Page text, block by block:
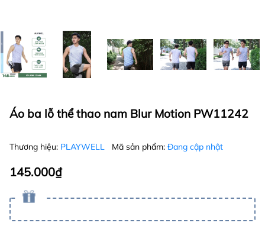
Áo ba lỗ thể thao nam Blur Motion PW11242
Thương hiệu: PLAYWELL Mã sản phẩm: Đang cập nhật
145.000₫